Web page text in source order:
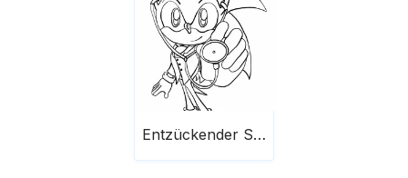
Entzückender Sonic